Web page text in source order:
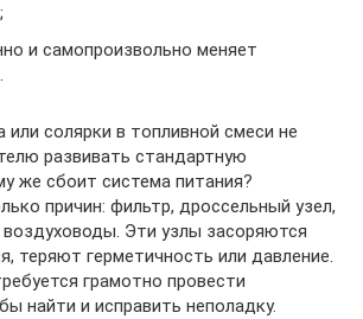
и самопроизвольно меняет
или солярки в топливной смеси не
развивать стандартную
же сбоит система питания?
причин: фильтр, дроссельный узел,
воздуховоды. Эти узлы засоряются
теряют герметичность или давление.
грамотно провести
найти и исправить неполадку.